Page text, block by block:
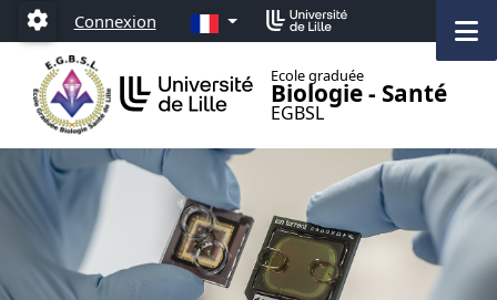
Accéder au menu principal
Accéder au contenu
Paramétrage
Connexion FR
Ecole graduée
Biologie - Santé
EGBSL